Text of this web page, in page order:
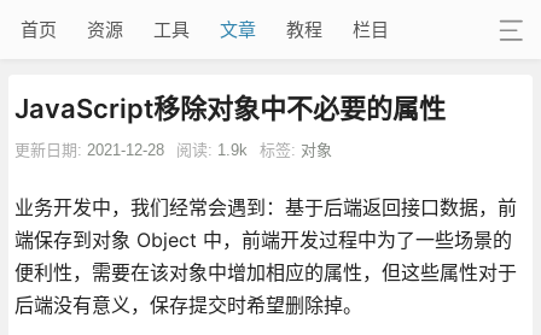
首页 资源 工具 文章 教程 栏目
JavaScript移除对象中不必要的属性
更新日期: 2021-12-28 阅读: 1.9k 标签: 对象
业务开发中，我们经常会遇到：基于后端返回接口数据，前
端保存到对象 Object 中，前端开发过程中为了一些场景的
便利性，需要在该对象中增加相应的属性，但这些属性对于
后端没有意义，保存提交时希望删除掉。